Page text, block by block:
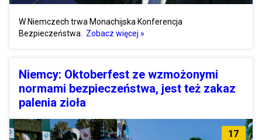
W Niemczech trwa Monachijska Konferencja
Bezpieczeństwa.
Zobacz więcej »
Niemcy: Oktoberfest ze wzmożonymi
normami bezpieczeństwa, jest też zakaz
palenia zioła
17